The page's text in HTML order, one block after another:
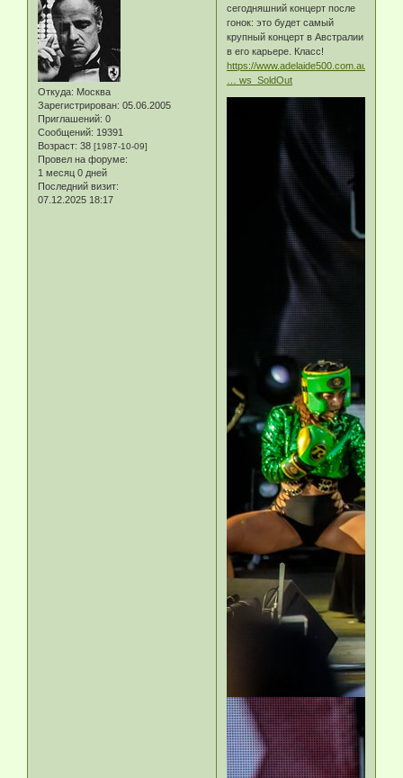
Откуда: Москва
Зарегистрирован: 05.06.2005
Приглашений: 0
Сообщений: 19391
Возраст: 38 [1987-10-09]
Провел на форуме:
1 месяц 0 дней
Последний визит:
07.12.2025 18:17
сегодняшний концерт после
гонок: это будет самый
крупный концерт в Австралии
в его карьере. Класс!
https://www.adelaide500.com.au/blogs/
… ws_SoldOut